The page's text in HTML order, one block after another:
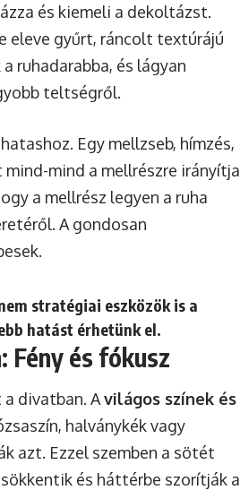
és kiemeli a dekoltázst.
eleve gyűrt, ráncolt textúrájú
ruhadarabba, és lágyan
teltségről.
Egy mellzseb, hímzés,
mind a mellrészre irányítja
a mellrész legyen a ruha
A gondosan
stratégiai eszközök is a
hatást érhetünk el.
Fény és fókusz
divatban. Avilágos színek és
halványkék vagy
azt. Ezzel szemben a sötét
és háttérbe szorítják a